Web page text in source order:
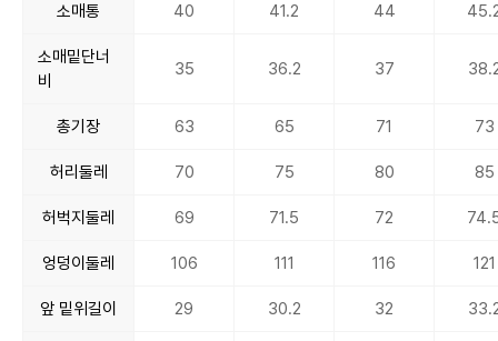
소매통 40 41.2 44
소매밑단너
비
35 36.2 37
총기장 63 65 71 73
허리둘레 70 75 80 85
허벅지둘레 69 71.5 72
엉덩이둘레 106 111 116 121
앞 밑위길이 29 30.2 32